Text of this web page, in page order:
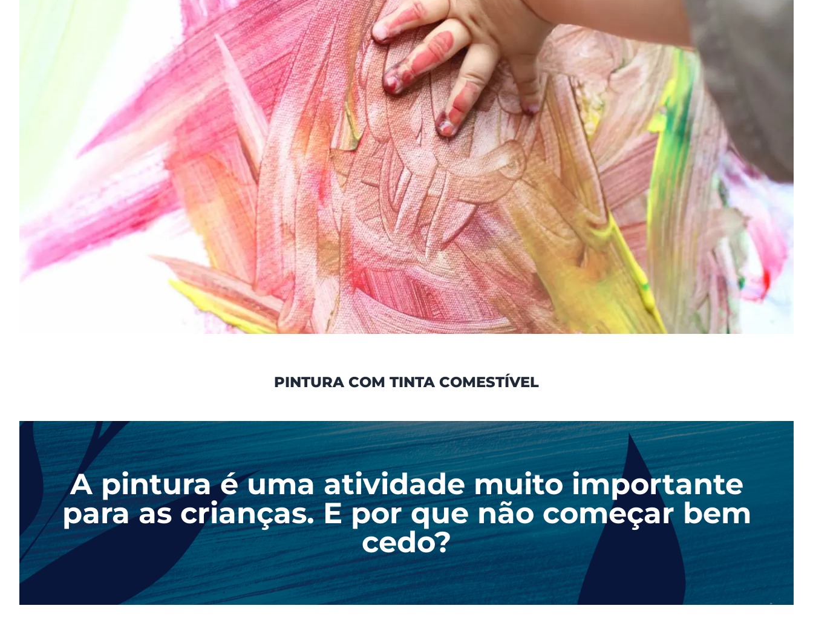
PINTURA COM TINTA COMESTÍVEL
A pintura é uma atividade muito importante
para as crianças. E por que não começar bem
cedo?